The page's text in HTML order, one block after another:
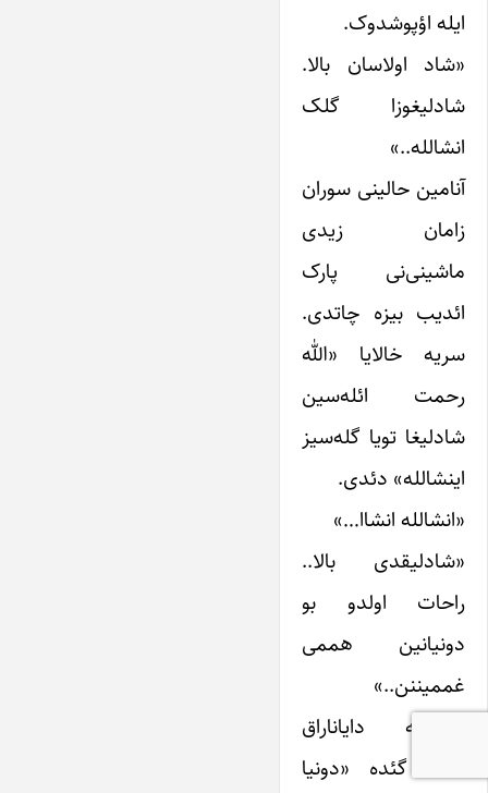
ایله اؤپوشدوک.
«شاد اولاسان بالا.
شادلیغوزا گلک
انشالله..»
آنامین حالینی سوران
زامان زیدی
ماشینی‌نی پارک
ائدیب بیزه چاتدی.
سریه خالایا «الله
رحمت ائله‌سین
شادلیغا تویا گله‌سیز
اینشالله» دئدی.
«انشالله انشاا…»
«شادلیقدی بالا..
راحات اولدو بو
دونیانین هممی
غممیننن..»
چلییینه دایاناراق
گئده گئده «دونیا